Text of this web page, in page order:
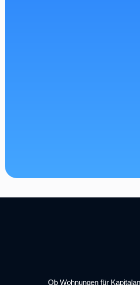
Ob Wohnungen für